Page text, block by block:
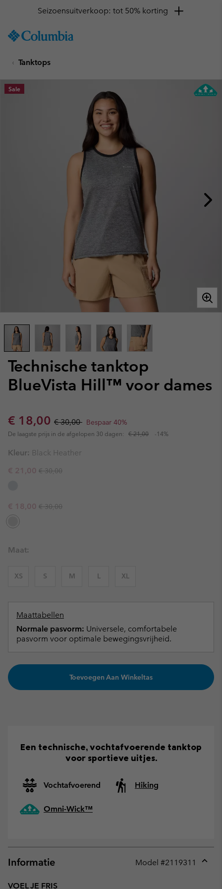
TO
SKIP
MAIN
NAV
Seizoensuitverkoop: tot 50% korting
Tanktops
Technische tanktop
BlueVista Hill™ voor dames
Sale price:
€ 18,00 Regular price:
€ 30,00 Bespaar 40%
De laagste prijs in de afgelopen 30 dagen: € 21,00 -14%
Sale
Kleur: Black Heather
Sale price:
€ 21,00 Regular price:
€ 30,00
Sale price:
€ 18,00 Regular price:
€ 30,00
Maat:
XS S M L XL
Maattabellen
Normale pasvorm: Universele, comfortabele
pasvorm voor optimale bewegingsvrijheid.
Toevoegen Aan Winkeltas
Een technische, vochtafvoerende tanktop
voor sportieve uitjes.
Vochtafvoerend Hiking
Omni-Wick™
Informatie Model #2119311
VOEL JE FRIS